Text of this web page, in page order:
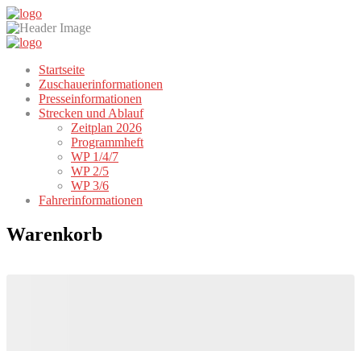
Startseite
Zuschauerinformationen
Presseinformationen
Strecken und Ablauf
Zeitplan 2026
Programmheft
WP 1/4/7
WP 2/5
WP 3/6
Fahrerinformationen
Warenkorb